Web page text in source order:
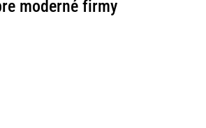
moderné firmy